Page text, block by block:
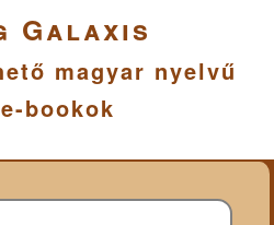
Galaxis
magyar nyelvű
bookok